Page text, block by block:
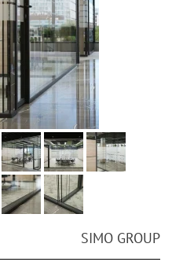
SIMO GROUP